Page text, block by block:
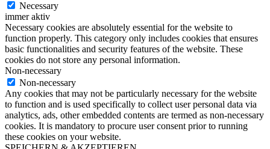
Necessary
immer aktiv
Necessary cookies are absolutely essential for the website to
function properly. This category only includes cookies that ensures
basic functionalities and security features of the website. These
cookies do not store any personal information.
Non-necessary
Non-necessary
Any cookies that may not be particularly necessary for the website
to function and is used specifically to collect user personal data via
analytics, ads, other embedded contents are termed as non-necessary
cookies. It is mandatory to procure user consent prior to running
these cookies on your website.